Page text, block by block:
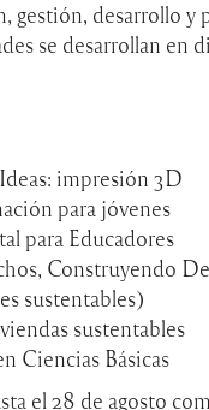
gestión, desarrollo y
se desarrollan en
impresión 3D
para jóvenes
para Educadores
Construyendo
sustentables)
sustentables
Ciencias Básicas
el 28 de agosto